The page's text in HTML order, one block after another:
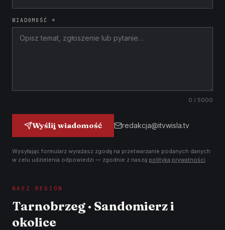
WIADOMOŚĆ *
0 / 5000
Wyślij wiadomość redakcja@itvwisla.tv
Wysyłając formularz wyrażasz zgodę na przetwarzanie podanych danych
w celu udzielenia odpowiedzi — zgodnie z naszą polityką prywatności.
NASZ REGION
Tarnobrzeg · Sandomierz i
okolice